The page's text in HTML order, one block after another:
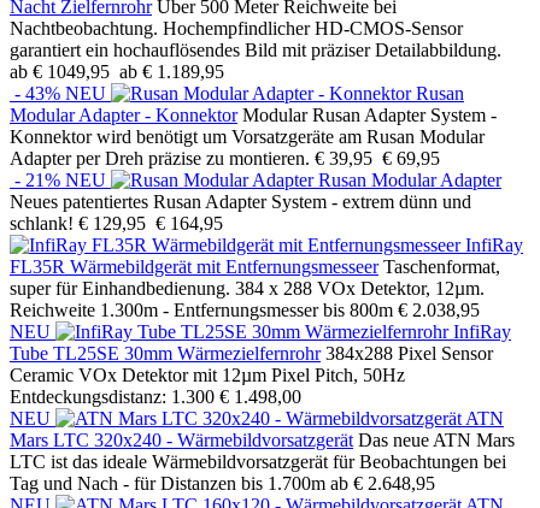
Nacht Zielfernrohr Über 500 Meter Reichweite bei
Nachtbeobachtung. Hochempfindlicher HD-CMOS-Sensor
garantiert ein hochauflösendes Bild mit präziser Detailabbildung.
ab € 1049,95 ab € 1.189,95
- 43% NEU
Rusan
Modular Adapter - Konnektor Modular Rusan Adapter System -
Konnektor wird benötigt um Vorsatzgeräte am Rusan Modular
Adapter per Dreh präzise zu montieren. € 39,95 € 69,95
- 21% NEU
Rusan Modular Adapter
Neues patentiertes Rusan Adapter System - extrem dünn und
schlank! € 129,95 € 164,95
InfiRay
FL35R Wärmebildgerät mit Entfernungsmesseer Taschenformat,
super für Einhandbedienung. 384 x 288 VOx Detektor, 12µm.
Reichweite 1.300m - Entfernungsmesser bis 800m € 2.038,95
NEU
InfiRay
Tube TL25SE 30mm Wärmezielfernrohr 384x288 Pixel Sensor
Ceramic VOx Detektor mit 12µm Pixel Pitch, 50Hz
Entdeckungsdistanz: 1.300 € 1.498,00
NEU
ATN
Mars LTC 320x240 - Wärmebildvorsatzgerät Das neue ATN Mars
LTC ist das ideale Wärmebildvorsatzgerät für Beobachtungen bei
Tag und Nach - für Distanzen bis 1.700m ab € 2.648,95